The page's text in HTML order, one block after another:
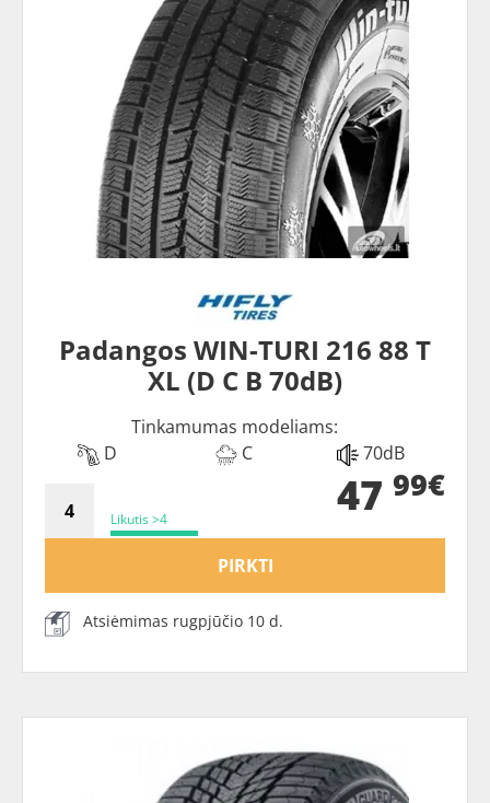
Padangos WIN-TURI 216 88 T
XL (D C B 70dB)
Tinkamumas modeliams:
D
C 70dB
Likutis >4 47 99€
PIRKTI
Atsiėmimas rugpjūčio 10 d.